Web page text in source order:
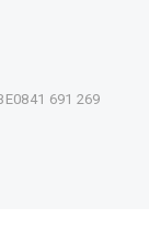
691 269